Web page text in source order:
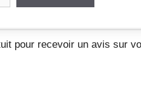
pour recevoir un avis sur